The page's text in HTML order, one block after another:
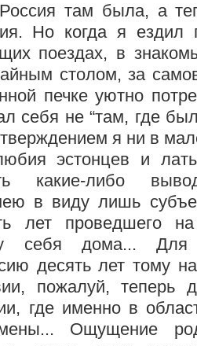
Россия там была, а
Но когда я ездил
поездах, в
столом, за
печке уютно
себя не “там, где
я ни в
эстонцев и
какие-либо
в виду лишь
лет проведшего
у себя дома... Для
десять лет тому
пожалуй, теперь
где именно в
Ощущение